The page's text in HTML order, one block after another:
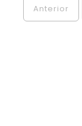
Anterior